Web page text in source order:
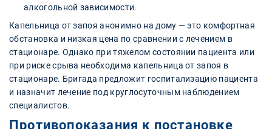
алкогольной зависимости.
Капельница от запоя анонимно на дому — это комфортная
обстановка и низкая цена по сравнении с лечением в
стационаре. Однако при тяжелом состоянии пациента или
при риске срыва необходима капельница от запоя в
стационаре. Бригада предложит госпитализацию пациента
и назначит лечение под круглосуточным наблюдением
специалистов.
Противопоказания к постановке